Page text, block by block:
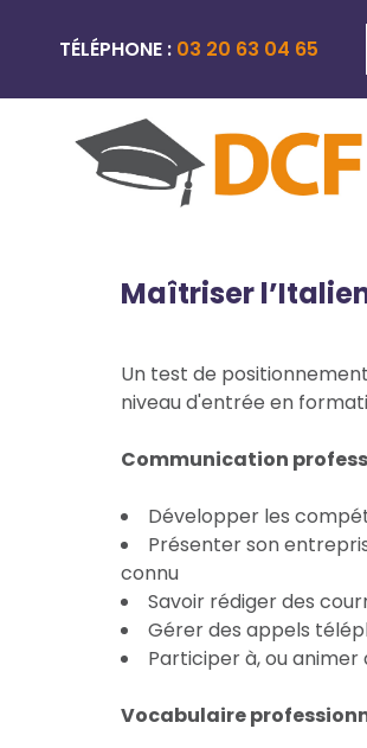
TÉLÉPHONE : 03 20 63 04 65
Maîtriser
Un test de
niveau d'entrée en
Communication
Développer les
Présenter son
connu
Savoir rédiger des
Gérer des appels
Participer à, ou animer
Vocabulaire